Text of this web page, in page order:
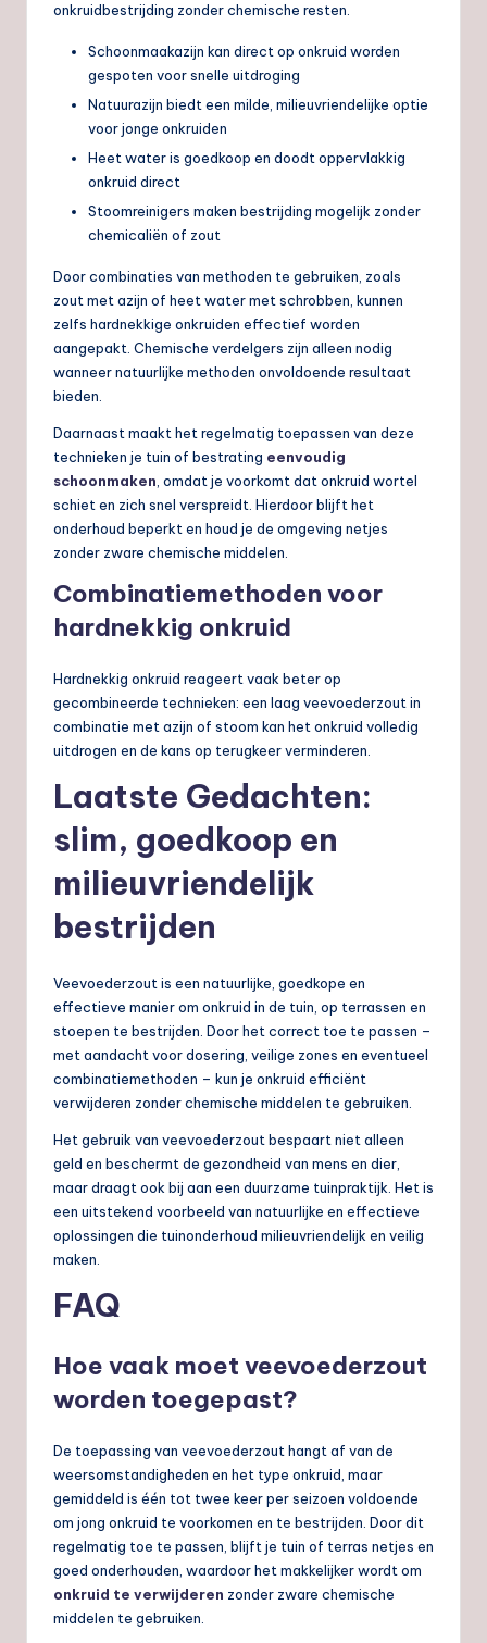
onkruidbestrijding zonder chemische resten.
Schoonmaakazijn kan direct op onkruid worden
gespoten voor snelle uitdroging
Natuurazijn biedt een milde, milieuvriendelijke optie
voor jonge onkruiden
Heet water is goedkoop en doodt oppervlakkig
onkruid direct
Stoomreinigers maken bestrijding mogelijk zonder
chemicaliën of zout
Door combinaties van methoden te gebruiken, zoals
zout met azijn of heet water met schrobben, kunnen
zelfs hardnekkige onkruiden effectief worden
aangepakt. Chemische verdelgers zijn alleen nodig
wanneer natuurlijke methoden onvoldoende resultaat
bieden.
Daarnaast maakt het regelmatig toepassen van deze
technieken je tuin of bestrating eenvoudig
schoonmaken , omdat je voorkomt dat onkruid wortel
schiet en zich snel verspreidt. Hierdoor blijft het
onderhoud beperkt en houd je de omgeving netjes
zonder zware chemische middelen.
Combinatiemethoden voor
hardnekkig onkruid
Hardnekkig onkruid reageert vaak beter op
gecombineerde technieken: een laag veevoederzout in
combinatie met azijn of stoom kan het onkruid volledig
uitdrogen en de kans op terugkeer verminderen.
Laatste Gedachten:
slim, goedkoop en
milieuvriendelijk
bestrijden
Veevoederzout is een natuurlijke, goedkope en
effectieve manier om onkruid in de tuin, op terrassen en
stoepen te bestrijden. Door het correct toe te passen –
met aandacht voor dosering, veilige zones en eventueel
combinatiemethoden – kun je onkruid efficiënt
verwijderen zonder chemische middelen te gebruiken.
Het gebruik van veevoederzout bespaart niet alleen
geld en beschermt de gezondheid van mens en dier,
maar draagt ook bij aan een duurzame tuinpraktijk. Het is
een uitstekend voorbeeld van natuurlijke en effectieve
oplossingen die tuinonderhoud milieuvriendelijk en veilig
maken.
FAQ
Hoe vaak moet veevoederzout
worden toegepast?
De toepassing van veevoederzout hangt af van de
weersomstandigheden en het type onkruid, maar
gemiddeld is één tot twee keer per seizoen voldoende
om jong onkruid te voorkomen en te bestrijden. Door dit
regelmatig toe te passen, blijft je tuin of terras netjes en
goed onderhouden, waardoor het makkelijker wordt om
onkruid te verwijderen zonder zware chemische
middelen te gebruiken.